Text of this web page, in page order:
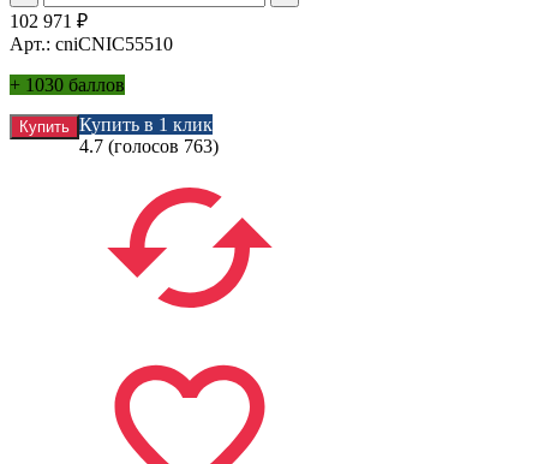
102 971 ₽
Арт.: cniCNIC55510
+ 1030 баллов
Купить в 1 клик
4.7 (голосов 763)